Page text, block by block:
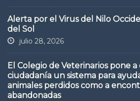
Alerta por el Virus del Nilo
del Sol
julio 28, 2026
El Colegio de Veterinarios pone a
ciudadanía un sistema para
animales perdidos como a
abandonadas